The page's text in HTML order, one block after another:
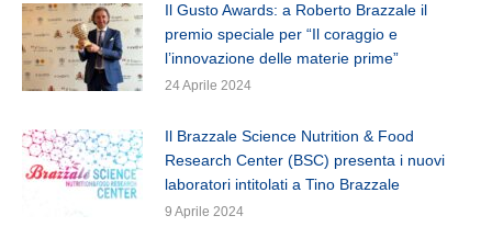
Il Gusto Awards: a Roberto Brazzale il
premio speciale per “Il coraggio e
l’innovazione delle materie prime”
24 Aprile 2024
Il Brazzale Science Nutrition & Food
Research Center (BSC) presenta i nuovi
laboratori intitolati a Tino Brazzale
9 Aprile 2024